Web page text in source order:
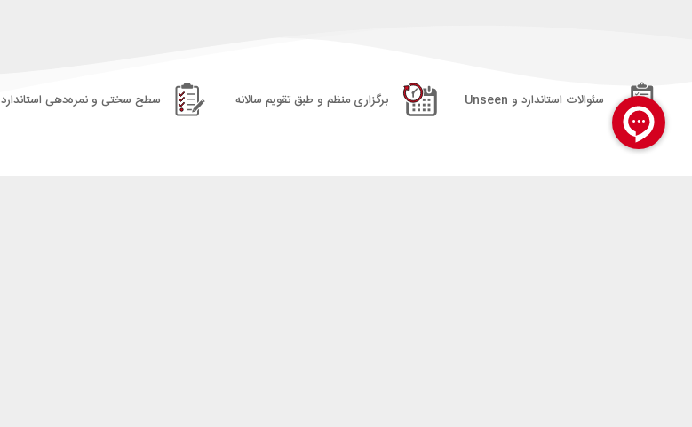
سئوالات استاندارد و Unseen برگزاری منظم و طبق تقویم سالانه سطح سختی و نمره‌دهی استاندارد